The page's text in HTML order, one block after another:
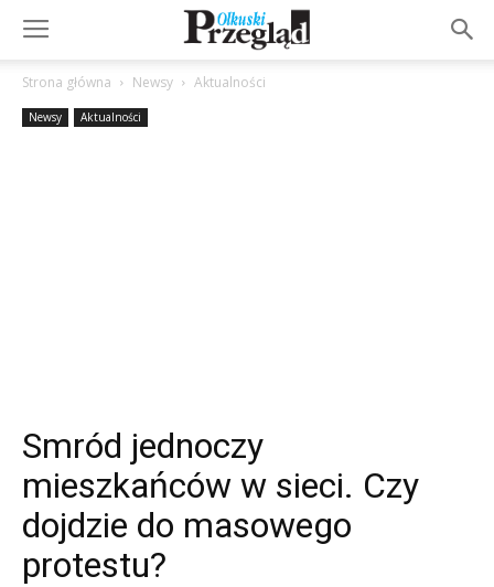
Strona główna Newsy Aktualności
Newsy Aktualności
Smród jednoczy
mieszkańców w sieci. Czy
dojdzie do masowego
protestu?